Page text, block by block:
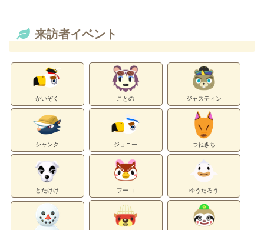
来訪者イベント
かいぞく ことの ジャスティン
シャンク ジョニー つねきち
とたけけ フーコ ゆうたろう